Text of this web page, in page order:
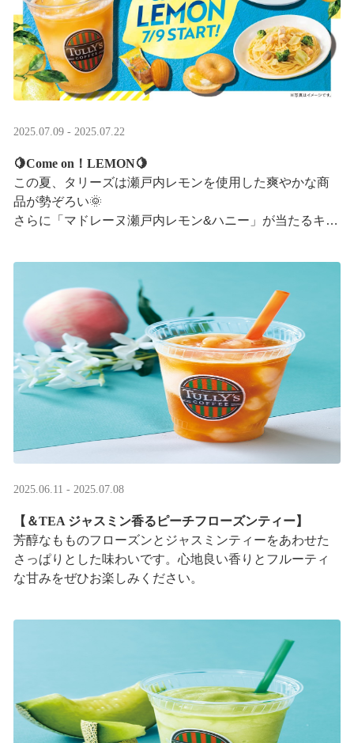
2025.07.09 - 2025.07.22
🍋Come on！LEMON🍋
この夏、タリーズは瀬戸内レモンを使用した爽やかな商
品が勢ぞろい🌞
さらに「マドレーヌ瀬戸内レモン&ハニー」が当たるキャ
2025.06.11 - 2025.07.08
【＆TEA ジャスミン香るピーチフローズンティー】
芳醇なもものフローズンとジャスミンティーをあわせた
さっぱりとした味わいです。心地良い香りとフルーティ
な甘みをぜひお楽しみください。